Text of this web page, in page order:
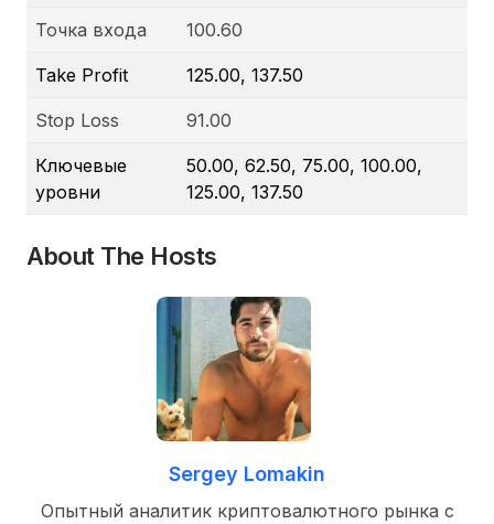
Точка входа 100.60
Take Profit 125.00, 137.50
Stop Loss 91.00
Ключевые
уровни
50.00, 62.50, 75.00, 100.00,
125.00, 137.50
About The Hosts
Sergey Lomakin
Опытный аналитик криптовалютного рынка с